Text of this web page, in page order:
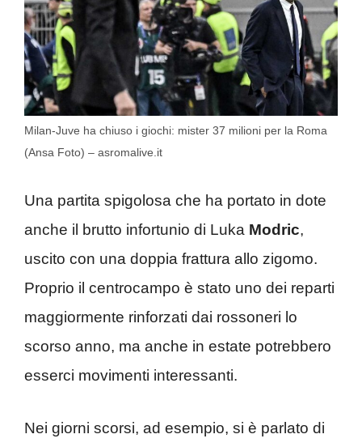
Milan-Juve ha chiuso i giochi: mister 37 milioni per la Roma
(Ansa Foto) – asromalive.it
Una partita spigolosa che ha portato in dote
anche il brutto infortunio di Luka Modric,
uscito con una doppia frattura allo zigomo.
Proprio il centrocampo è stato uno dei reparti
maggiormente rinforzati dai rossoneri lo
scorso anno, ma anche in estate potrebbero
esserci movimenti interessanti.
Nei giorni scorsi, ad esempio, si è parlato di